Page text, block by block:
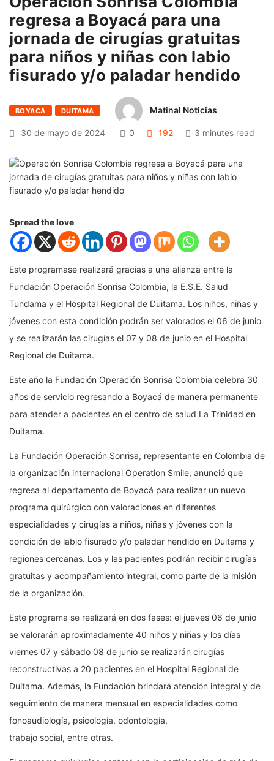
regresa a Boyacá para una
jornada de cirugías gratuitas
para niños y niñas con labio
fisurado y/o paladar hendido
BOYACÁ DUITAMA Matinal Noticias
30 de mayo de 2024 0 192 3 minutes read
Spread the love
Este programase realizará gracias a una alianza entre la
Fundación Operación Sonrisa Colombia, la E.S.E. Salud
Tundama y el Hospital Regional de Duitama. Los niños, niñas y
jóvenes con esta condición podrán ser valorados el 06 de junio
y se realizarán las cirugías el 07 y 08 de junio en el Hospital
Regional de Duitama.
Este año la Fundación Operación Sonrisa Colombia celebra 30
años de servicio regresando a Boyacá de manera permanente
para atender a pacientes en el centro de salud La Trinidad en
Duitama.
La Fundación Operación Sonrisa, representante en Colombia de
la organización internacional Operation Smile, anunció que
regresa al departamento de Boyacá para realizar un nuevo
programa quirúrgico con valoraciones en diferentes
especialidades y cirugías a niños, niñas y jóvenes con la
condición de labio fisurado y/o paladar hendido en Duitama y
regiones cercanas. Los y las pacientes podrán recibir cirugías
gratuitas y acompañamiento integral, como parte de la misión
de la organización.
Este programa se realizará en dos fases: el jueves 06 de junio
se valorarán aproximadamente 40 niños y niñas y los días
viernes 07 y sábado 08 de junio se realizarán cirugías
reconstructivas a 20 pacientes en el Hospital Regional de
Duitama. Además, la Fundación brindará atención integral y de
seguimiento de manera mensual en especialidades como
fonoaudiología, psicología, odontología,
trabajo social, entre otras.